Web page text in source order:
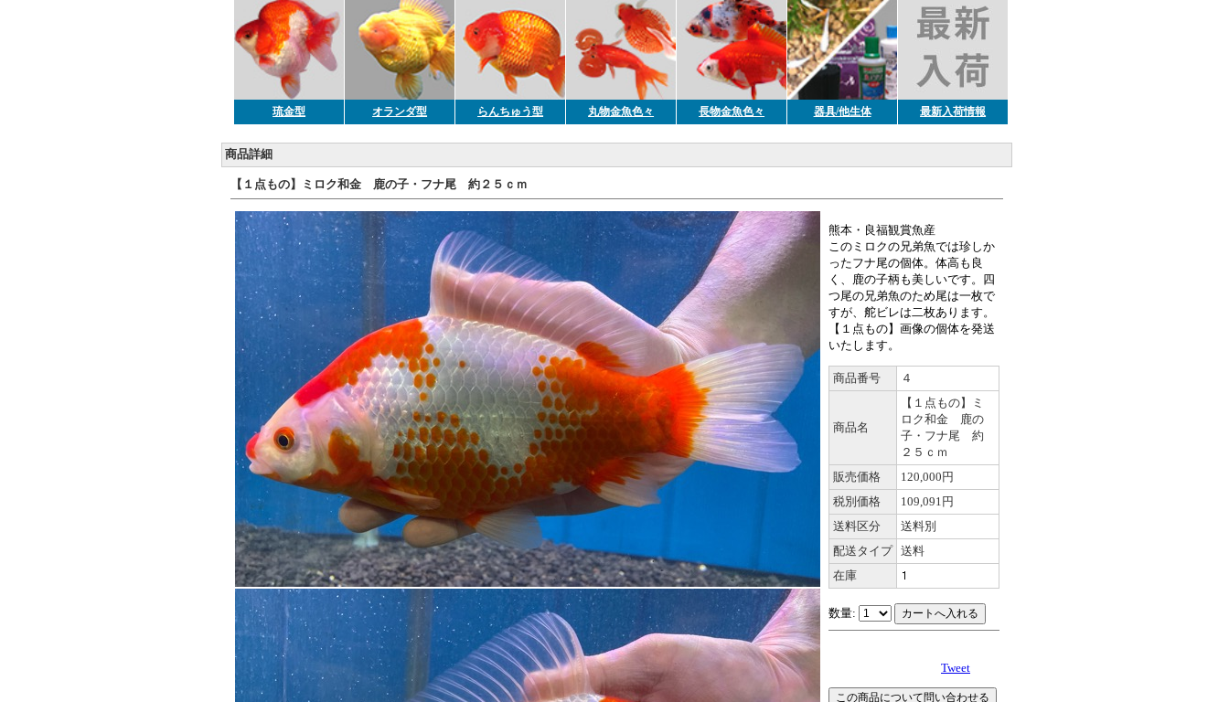
琉金型 オランダ型 らんちゅう型 丸物金魚色々 長物金魚色々 器具/他生体 最新入荷情報
商品詳細
【１点もの】ミロク和金 鹿の子・フナ尾 約２５ｃｍ
熊本・良福観賞魚産
このミロクの兄弟魚では珍しか
ったフナ尾の個体。体高も良
く、鹿の子柄も美しいです。四
つ尾の兄弟魚のため尾は一枚で
すが、舵ビレは二枚あります。
【１点もの】画像の個体を発送
いたします。
商品番号 ４
商品名
【１点もの】ミ
ロク和金 鹿の
子・フナ尾 約
２５ｃｍ
販売価格
120,000円
税別価格
109,091円
送料区分
送料別
配送タイプ 送料
在庫
数量:
Tweet